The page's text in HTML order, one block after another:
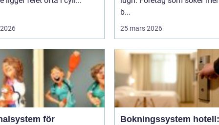
b...
25 mars 2026
för
Bokningssystem